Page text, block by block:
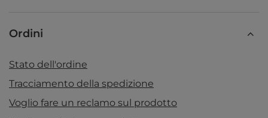
Ordini
Stato dell'ordine
Tracciamento della spedizione
Voglio fare un reclamo sul prodotto